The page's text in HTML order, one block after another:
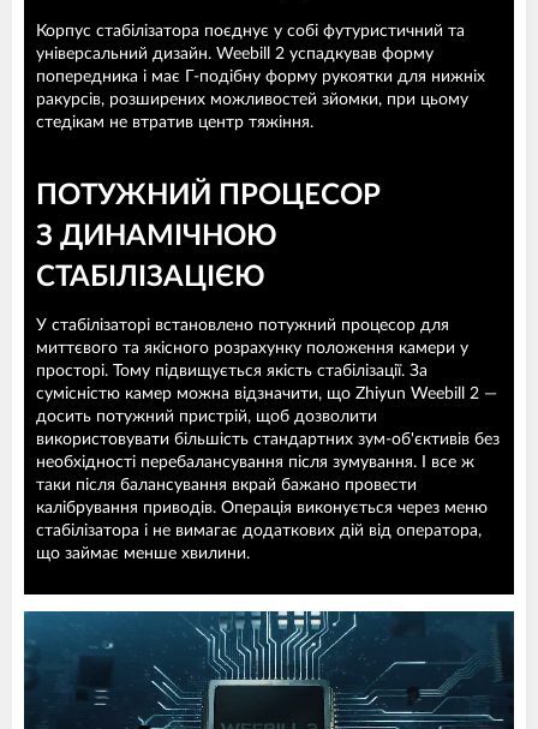
Корпус стабілізатора поєднує у собі футуристичний та
універсальний дизайн. Weebill 2 успадкував форму
попередника і має Г-подібну форму рукоятки для нижніх
ракурсів, розширених можливостей зйомки, при цьому
стедікам не втратив центр тяжіння.
ПОТУЖНИЙ ПРОЦЕСОР
З ДИНАМІЧНОЮ
СТАБІЛІЗАЦІЄЮ
У стабілізаторі встановлено потужний процесор для
миттєвого та якісного розрахунку положення камери у
просторі. Тому підвищується якість стабілізації. За
сумісністю камер можна відзначити, що Zhiyun Weebill 2 —
досить потужний пристрій, щоб дозволити
використовувати більшість стандартних зум-об'єктивів без
необхідності перебалансування після зумування. І все ж
таки після балансування вкрай бажано провести
калібрування приводів. Операція виконується через меню
стабілізатора і не вимагає додаткових дій від оператора,
що займає менше хвилини.